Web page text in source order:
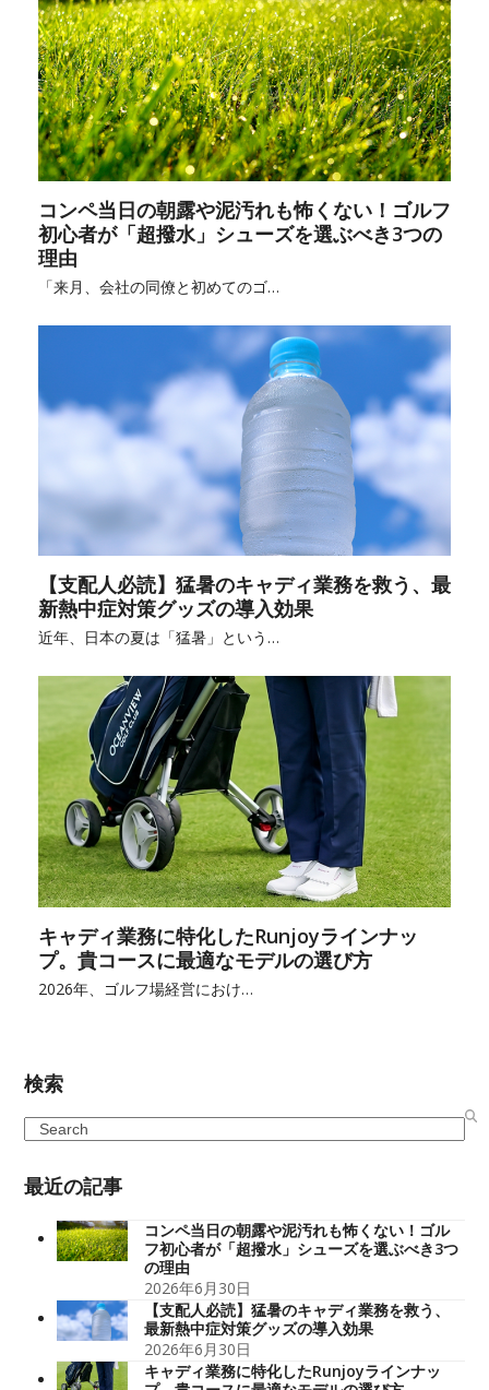
コンペ当日の朝露や泥汚れも怖くない！ゴルフ
初心者が「超撥水」シューズを選ぶべき3つの
理由
「来月、会社の同僚と初めてのゴ…
【支配人必読】猛暑のキャディ業務を救う、最
新熱中症対策グッズの導入効果
近年、日本の夏は「猛暑」という…
キャディ業務に特化したRunjoyラインナッ
プ。貴コースに最適なモデルの選び方
2026年、ゴルフ場経営におけ…
検索
Search
最近の記事
コンペ当日の朝露や泥汚れも怖くない！ゴル
フ初心者が「超撥水」シューズを選ぶべき3つ
の理由
2026年6月30日
【支配人必読】猛暑のキャディ業務を救う、
最新熱中症対策グッズの導入効果
2026年6月30日
キャディ業務に特化したRunjoyラインナッ